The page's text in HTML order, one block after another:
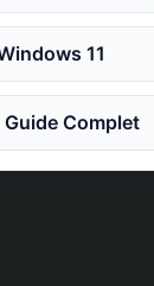
11
Complet